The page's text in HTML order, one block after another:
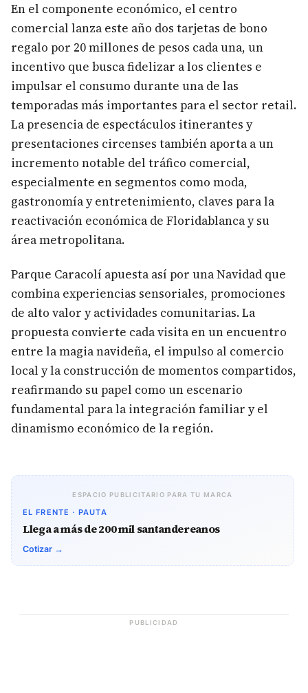
En el componente económico, el centro
comercial lanza este año dos tarjetas de bono
regalo por 20 millones de pesos cada una, un
incentivo que busca fidelizar a los clientes e
impulsar el consumo durante una de las
temporadas más importantes para el sector retail.
La presencia de espectáculos itinerantes y
presentaciones circenses también aporta a un
incremento notable del tráfico comercial,
especialmente en segmentos como moda,
gastronomía y entretenimiento, claves para la
reactivación económica de Floridablanca y su
área metropolitana.
Parque Caracolí apuesta así por una Navidad que
combina experiencias sensoriales, promociones
de alto valor y actividades comunitarias. La
propuesta convierte cada visita en un encuentro
entre la magia navideña, el impulso al comercio
local y la construcción de momentos compartidos,
reafirmando su papel como un escenario
fundamental para la integración familiar y el
dinamismo económico de la región.
ESPACIO PUBLICITARIO PARA TU MARCA
EL FRENTE · PAUTA
Llega a más de 200 mil santandereanos
Cotizar →
PUBLICIDAD